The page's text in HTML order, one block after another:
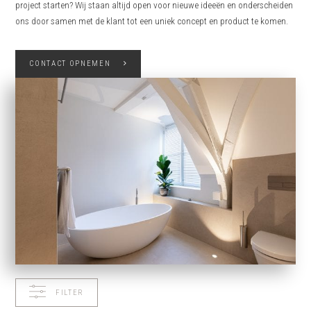
project starten? Wij staan altijd open voor nieuwe ideeën en onderscheiden
ons door samen met de klant tot een uniek concept en product te komen.
CONTACT OPNEMEN
FILTER